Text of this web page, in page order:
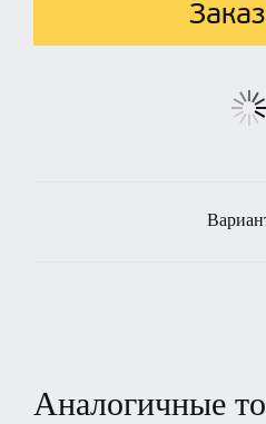
Аналогичные